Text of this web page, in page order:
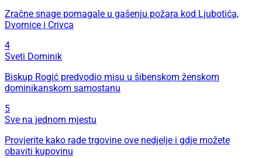
Zračne snage pomagale u gašenju požara kod Ljubotića,
Dvornice i Crivca
4
Sveti Dominik
Biskup Rogić predvodio misu u šibenskom ženskom
dominikanskom samostanu
5
Sve na jednom mjestu
Provjerite kako rade trgovine ove nedjelje i gdje možete
obaviti kupovinu